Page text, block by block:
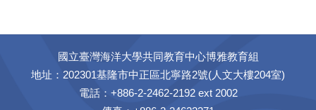
國立臺灣海洋大學共同教育中心博雅教育組
地址：202301基隆市中正區北寧路2號(人文大樓204室)
電話：+886-2-2462-2192 ext 2002